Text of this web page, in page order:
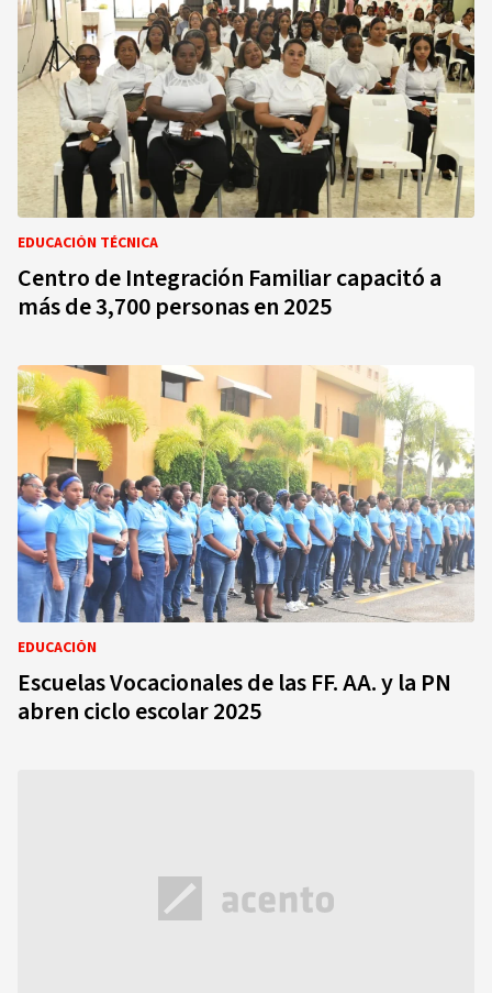
EDUCACIÓN TÉCNICA
Centro de Integración Familiar capacitó a
más de 3,700 personas en 2025
EDUCACIÓN
Escuelas Vocacionales de las FF. AA. y la PN
abren ciclo escolar 2025